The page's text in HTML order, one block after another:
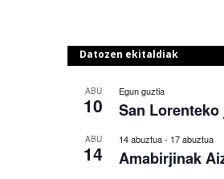
Datozen ekitaldiak
ABU
10
Egun guztia
San Lorenteko
ABU
14
14 abuztua- 17 abuztua
Amabirjinak